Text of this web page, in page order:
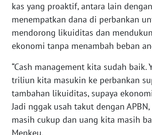
kas yang proaktif, antara lain dengan
menempatkan dana di perbankan
mendorong likuiditas dan
ekonomi tanpa menambah beban
“Cash management kita sudah baik.
triliun kita masukin ke perbankan
tambahan likuiditas, supaya
Jadi nggak usah takut dengan
masih cukup dan uang kita masih
SUMUT
WN
JAKARTA
WN
JABAR
WN
BANTEN